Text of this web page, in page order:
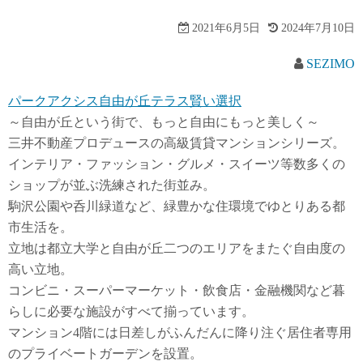
2021年6月5日 2024年7月10日
SEZIMO
パークアクシス自由が丘テラス賢い選択
～自由が丘という街で、もっと自由にもっと美しく～
三井不動産プロデュースの高級賃貸マンションシリーズ。
インテリア・ファッション・グルメ・スイーツ等数多くの
ショップが並ぶ洗練された街並み。
駒沢公園や呑川緑道など、緑豊かな住環境でゆとりある都
市生活を。
立地は都立大学と自由が丘二つのエリアをまたぐ自由度の
高い立地。
コンビニ・スーパーマーケット・飲食店・金融機関など暮
らしに必要な施設がすべて揃っています。
マンション4階には日差しがふんだんに降り注ぐ居住者専用
のプライベートガーデンを設置。